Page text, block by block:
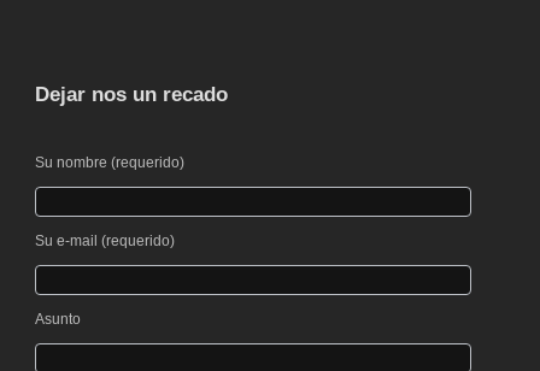
Dejar nos un recado
Por favor, deja este campo vacío.
Su nombre (requerido)
Por favor, deja este campo vacío.
Su e-mail (requerido)
Asunto